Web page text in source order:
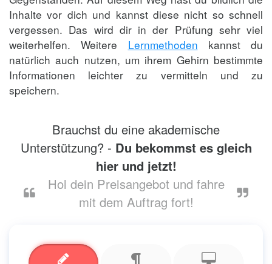
Inhalte vor dich und kannst diese nicht so schnell
vergessen. Das wird dir in der Prüfung sehr viel
weiterhelfen. Weitere Lernmethoden kannst du
natürlich auch nutzen, um ihrem Gehirn bestimmte
Informationen leichter zu vermitteln und zu
speichern.
Brauchst du eine akademische
Unterstützung? - Du bekommst es gleich
hier und jetzt!
Hol dein Preisangebot und fahre
mit dem Auftrag fort!